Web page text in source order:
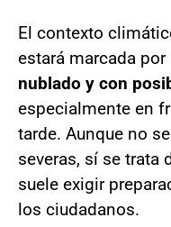
El contexto
estará marcada
nublado y con
especialmente en
tarde. Aunque no
severas, sí se trata
suele exigir
los ciudadanos.